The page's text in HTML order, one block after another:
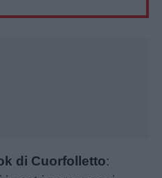
di Cuorfolletto: